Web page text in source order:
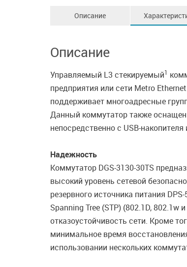
Описание
Описание
Управляемый L3 стекируемый1
предприятия или сети Metro
поддерживает многоадресные
Данный коммутатор также оснащен
непосредственно с USB-
Надежность
Коммутатор DGS-3130-30TS
высокий уровень сетевой
резервного источника питания
Spanning Tree (STP) (802.1D,
отказоустойчивость сети. Кроме
минимальное время
использовании нескольких